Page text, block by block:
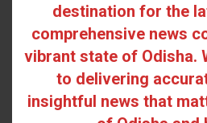
destination for the
comprehensive news
vibrant state of Odisha.
to delivering
insightful news that